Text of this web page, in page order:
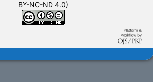
BY-NC-ND 4.0)